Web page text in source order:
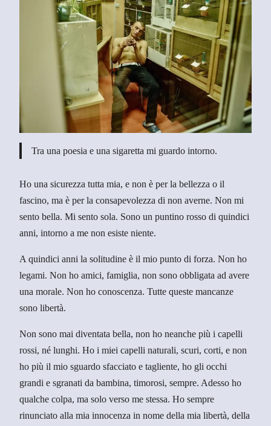
Tra una poesia e una sigaretta mi guardo intorno.
Ho una sicurezza tutta mia, e non è per la bellezza o il
fascino, ma è per la consapevolezza di non averne. Non mi
sento bella. Mi sento sola. Sono un puntino rosso di quindici
anni, intorno a me non esiste niente.
A quindici anni la solitudine è il mio punto di forza. Non ho
legami. Non ho amici, famiglia, non sono obbligata ad avere
una morale. Non ho conoscenza. Tutte queste mancanze
sono libertà.
Non sono mai diventata bella, non ho neanche più i capelli
rossi, né lunghi. Ho i miei capelli naturali, scuri, corti, e non
ho più il mio sguardo sfacciato e tagliente, ho gli occhi
grandi e sgranati da bambina, timorosi, sempre. Adesso ho
qualche colpa, ma solo verso me stessa. Ho sempre
rinunciato alla mia innocenza in nome della mia libertà, della